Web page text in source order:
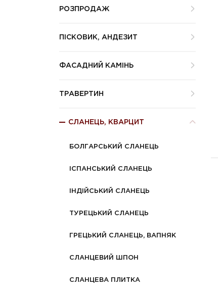
РОЗПРОДАЖ
ПІСКОВИК, АНДЕЗИТ
ФАСАДНИЙ КАМІНЬ
ТРАВЕРТИН
СЛАНЕЦЬ, КВАРЦИТ
БОЛГАРСЬКИЙ СЛАНЕЦЬ
ІСПАНСЬКИЙ СЛАНЕЦЬ
ІНДІЙСЬКИЙ СЛАНЕЦЬ
ТУРЕЦЬКИЙ СЛАНЕЦЬ
ГРЕЦЬКИЙ СЛАНЕЦЬ, ВАПНЯК
СЛАНЦЕВИЙ ШПОН
СЛАНЦЕВА ПЛИТКА